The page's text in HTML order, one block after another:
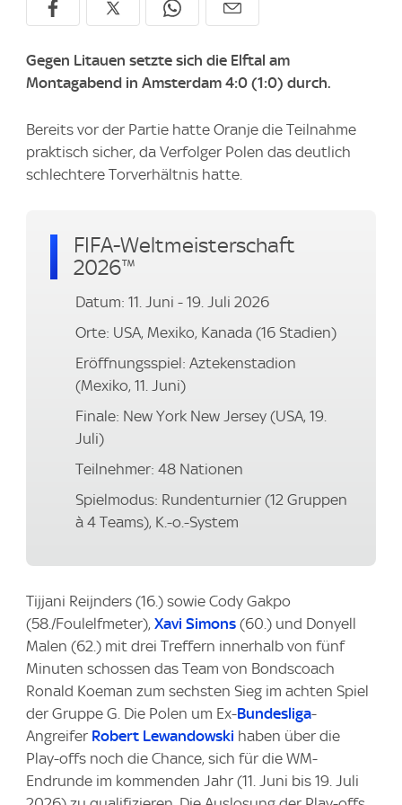
Gegen Litauen setzte sich die Elftal am
Montagabend in Amsterdam 4:0 (1:0) durch.
Bereits vor der Partie hatte Oranje die Teilnahme
praktisch sicher, da Verfolger Polen das deutlich
schlechtere Torverhältnis hatte.
FIFA-Weltmeisterschaft
2026™
Datum: 11. Juni - 19. Juli 2026
Orte: USA, Mexiko, Kanada (16 Stadien)
Eröffnungsspiel: Aztekenstadion
(Mexiko, 11. Juni)
Finale: New York New Jersey (USA, 19.
Juli)
Teilnehmer: 48 Nationen
Spielmodus: Rundenturnier (12 Gruppen
à 4 Teams), K.-o.-System
Tijjani Reijnders (16.) sowie Cody Gakpo
(58./Foulelfmeter), Xavi Simons (60.) und Donyell
Malen (62.) mit drei Treffern innerhalb von fünf
Minuten schossen das Team von Bondscoach
Ronald Koeman zum sechsten Sieg im achten Spiel
der Gruppe G. Die Polen um Ex-Bundesliga-
Angreifer Robert Lewandowski haben über die
Play-offs noch die Chance, sich für die WM-
Endrunde im kommenden Jahr (11. Juni bis 19. Juli